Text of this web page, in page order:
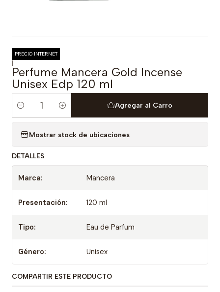
PRECIO INTERNET
|
Perfume Mancera Gold Incense
Unisex Edp 120 ml
Cantidad
Agregar al Carro
Mostrar stock de ubicaciones
DETALLES
Marca: Mancera
Presentación: 120 ml
Tipo: Eau de Parfum
Género: Unisex
COMPARTIR ESTE PRODUCTO